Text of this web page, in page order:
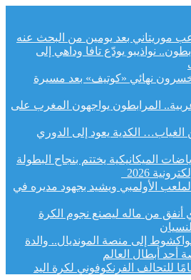
موريتاني بعد يومين من البحث عنه
نواذيبو يودّع تافا وداهي إلى
نهائي «كوتيف» بعد مسيرة
المرابطون يواجهون المغرب على
الكدية يعود إلى الدوري
الميكانيكية يختتم بنجاح البطولة
2026
الأولمبي ويشيد بجهود مديره في
من ماله ليصنع نجوم الكرة
إلى منصة المونديال.. والدة
أحد أبطال العالم
للتحالف الفرنكوفوني لكرة اليد